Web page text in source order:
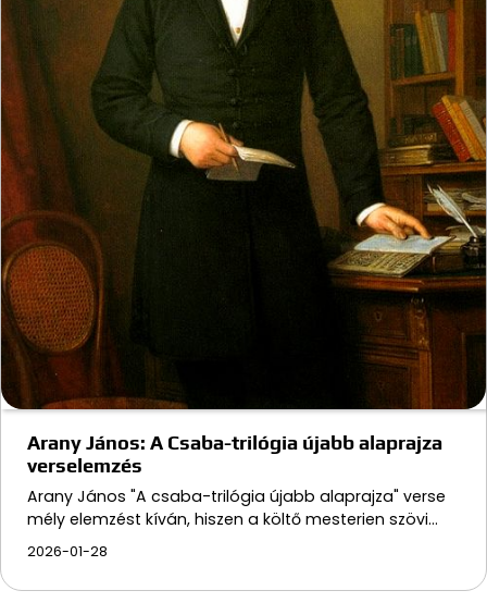
Arany János: A Csaba-trilógia újabb alaprajza
verselemzés
Arany János "A csaba-trilógia újabb alaprajza" verse
mély elemzést kíván, hiszen a költő mesterien szövi…
2026-01-28